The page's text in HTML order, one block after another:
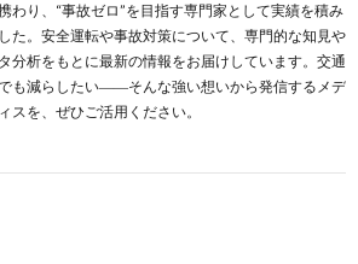
わり、“事故ゼロ”を目指す専門家として実績を積み
た。安全運転や事故対策について、専門的な知見や
分析をもとに最新の情報をお届けしています。交通
も減らしたい――そんな強い想いから発信するメデ
スを、ぜひご活用ください。